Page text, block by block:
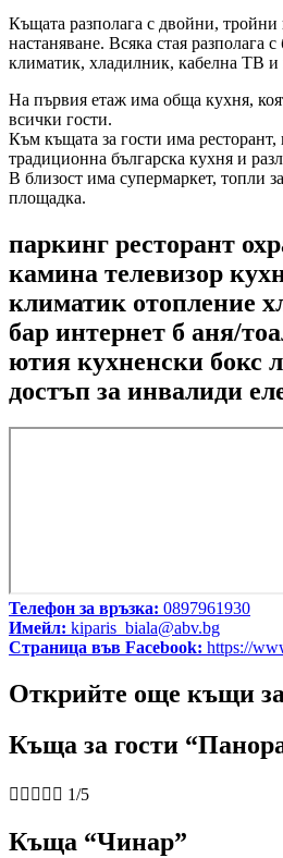
Къщата разполага с двойни, тройни
настаняване. Всяка стая разполага
климатик, хладилник, кабелна ТВ и
На първия етаж има обща кухня,
всички гости.
Към къщата за гости има
традиционна българска кухня и
В близост има супермаркет, топли
площадка.
паркинг ресторант
камина телевизор
климатик отопление
бар интернет б аня/
ютия кухненски бокс
достъп за инвалиди
Телефон за връзка: 0897961930
Имейл: kiparis_biala@abv.bg
Страница във Facebook: https://
Открийте още къщи
Къща за гости
     1/5
Къща “Чинар”